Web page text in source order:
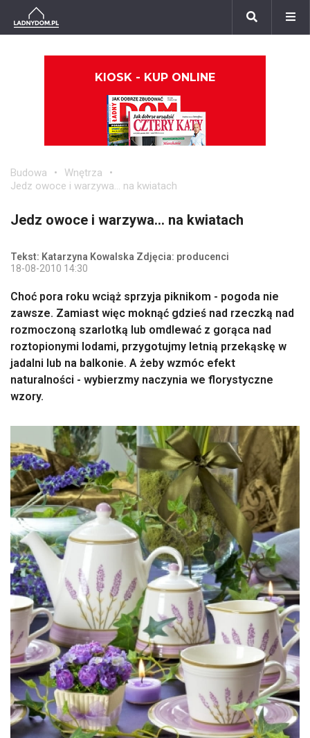
KIOSK - KUP ONLINE
Budowa
Wnętrza
Jedz owoce i warzywa... na kwiatach
Jedz owoce i warzywa... na kwiatach
Tekst: Katarzyna Kowalska Zdjęcia: producenci
18-08-2010 14:30
Choć pora roku wciąż sprzyja piknikom - pogoda nie
zawsze. Zamiast więc moknąć gdzieś nad rzeczką nad
rozmoczoną szarlotką lub omdlewać z gorąca nad
roztopionymi lodami, przygotujmy letnią przekąskę w
jadalni lub na balkonie. A żeby wzmóc efekt
naturalności - wybierzmy naczynia we florystyczne
wzory.